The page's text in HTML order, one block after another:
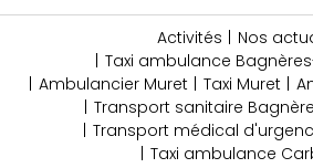
Activités
Nos
Taxi ambulance
Ambulancier Muret
Taxi Muret
Transport sanitaire
Transport médical
Taxi ambulance